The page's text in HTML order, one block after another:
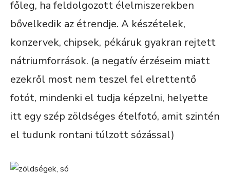
főleg, ha feldolgozott élelmiszerekben
bővelkedik az étrendje. A készételek,
konzervek, chipsek, pékáruk gyakran rejtett
nátriumforrások. (a negatív érzéseim miatt
ezekről most nem teszel fel elrettentő
fotót, mindenki el tudja képzelni, helyette
itt egy szép zöldséges ételfotó, amit szintén
el tudunk rontani túlzott sózással)